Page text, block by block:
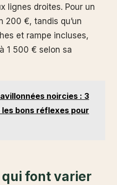
lignes droites. Pour un
200 €, tandis qu’un
et rampe incluses,
1 500 € selon sa
noircies : 3
bons réflexes pour
font varier